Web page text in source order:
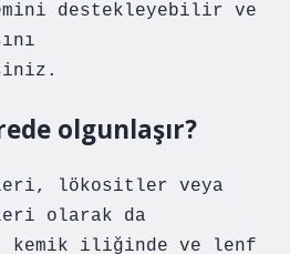
destekleyebilir ve
olgunlaşır?
lökositler veya
olarak da
kemik iliğinde ve lenf